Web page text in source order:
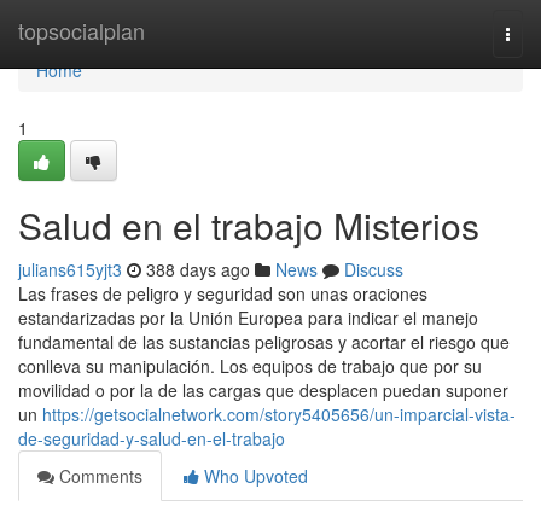
topsocialplan
Home
Home
1
Salud en el trabajo Misterios
julians615yjt3 388 days ago News
Discuss
Las frases de peligro y seguridad son unas oraciones
estandarizadas por la Unión Europea para indicar el manejo
fundamental de las sustancias peligrosas y acortar el riesgo que
conlleva su manipulación. Los equipos de trabajo que por su
movilidad o por la de las cargas que desplacen puedan suponer
un https://getsocialnetwork.com/story5405656/un-imparcial-vista-
de-seguridad-y-salud-en-el-trabajo
Comments
Who Upvoted